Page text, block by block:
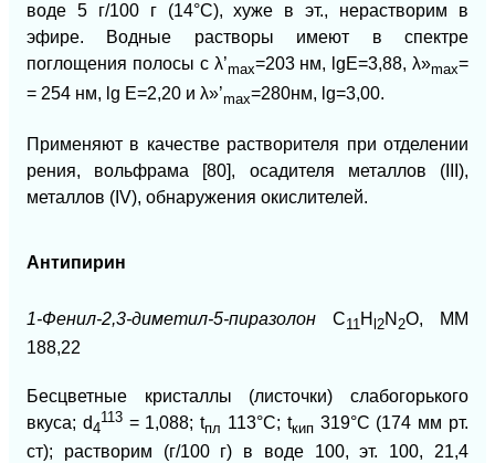
воде 5 г/100 г (14°С), хуже в эт., нерастворим в
эфире. Водные растворы имеют в спектре
поглощения полосы с λ’mах=203 нм, lgE=3,88, λ»mах=
= 254 нм, lg E=2,20 и λ»’mах=280нм, lg=3,00.
Применяют в качестве растворителя при отделении
рения, вольфрама [80], осадителя металлов (III),
металлов (IV), обнаружения окислителей.
Антипирин
1-Фенил-2,3-диметил-5-пиразолон C11 H l2N 2O, ММ
188,22
Бесцветные кристаллы (листочки) слабогорького
вкуса; d4
113= 1,088; tпл 113°С; tкип319°С (174 мм рт.
ст); растворим (г/100 г) в воде 100, эт. 100, 21,4